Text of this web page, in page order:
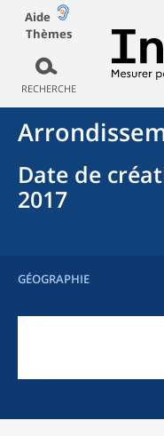
Aide
Thèmes
RECHERCHE
Date de
2017
GÉOGRAPHIE